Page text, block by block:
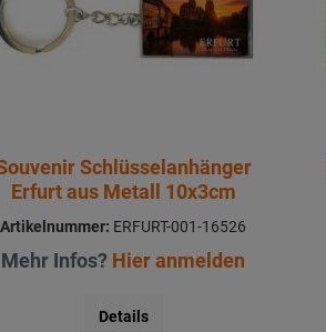
Schlüsselanhänger
Erfurt aus Metall 10x3cm
Artikelnummer: ERFURT-001-16526
Mehr Infos? Hier anmelden
Details